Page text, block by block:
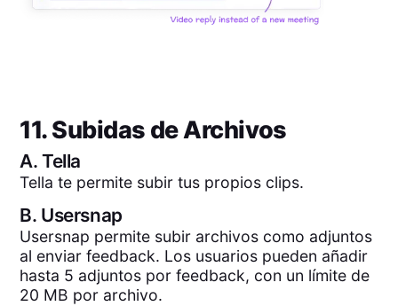
11. Subidas de Archivos
A.Tella
Tella te permite subir tus propios clips.
B. Usersnap
Usersnap permite subir archivos como adjuntos
al enviar feedback. Los usuarios pueden añadir
hasta 5 adjuntos por feedback, con un límite de
20 MB por archivo.